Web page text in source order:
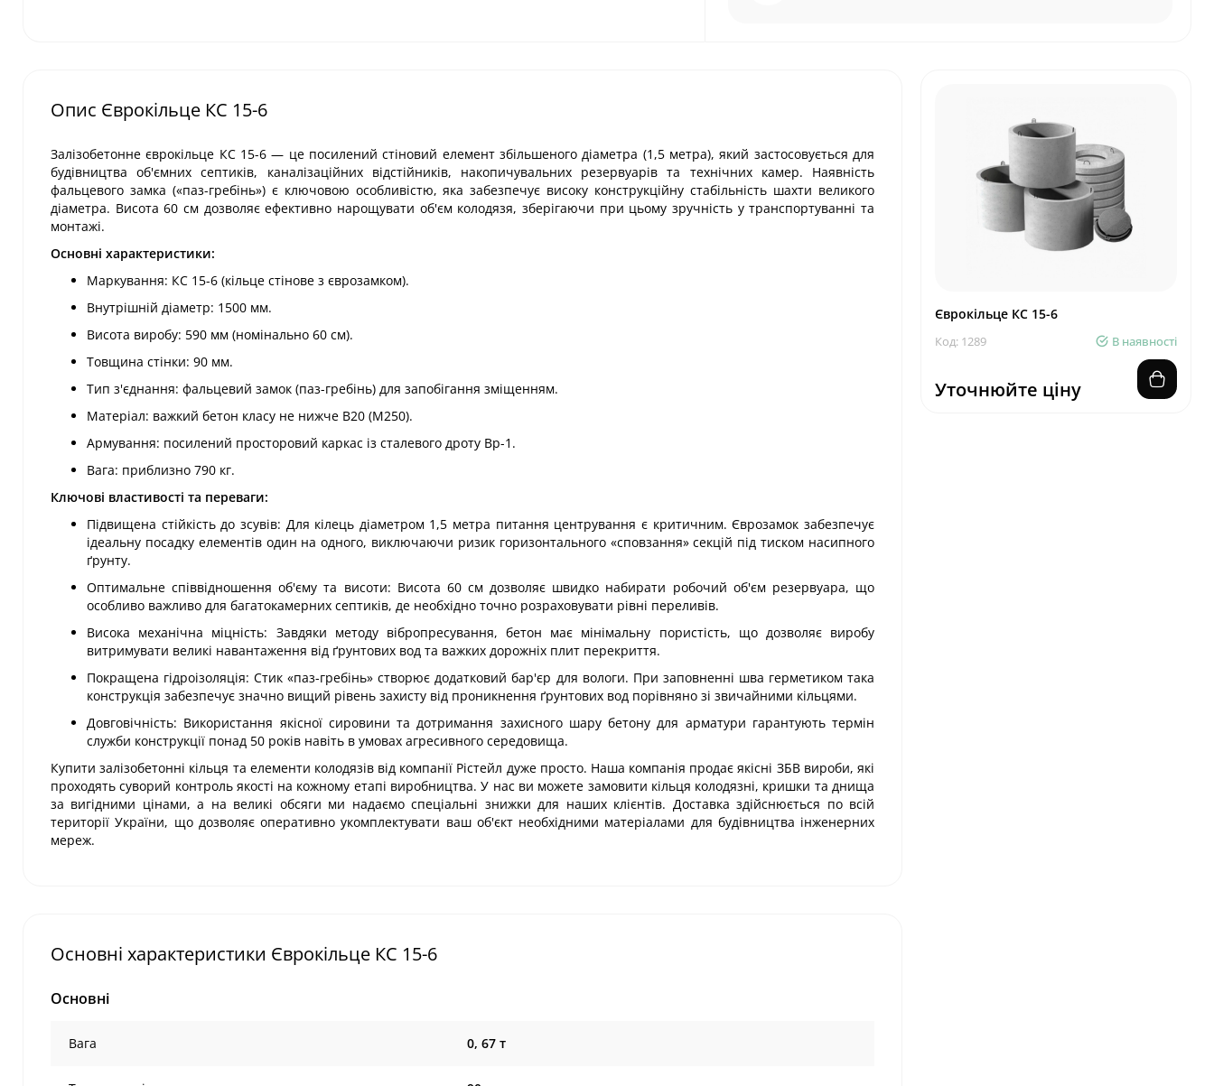
Опис Єврокільце КС 15-6
Залізобетонне єврокільце КС 15-6 — це посилений стіновий елемент збільшеного діаметра (1,5 метра), який застосовується для
будівництва об'ємних септиків, каналізаційних відстійників, накопичувальних резервуарів та технічних камер. Наявність
фальцевого замка («паз-гребінь») є ключовою особливістю, яка забезпечує високу конструкційну стабільність шахти великого
діаметра. Висота 60 см дозволяє ефективно нарощувати об'єм колодязя, зберігаючи при цьому зручність у транспортуванні та
монтажі.
Основні характеристики:
Маркування: КС 15-6 (кільце стінове з єврозамком).
Внутрішній діаметр: 1500 мм.
Висота виробу: 590 мм (номінально 60 см).
Товщина стінки: 90 мм.
Тип з'єднання: фальцевий замок (паз-гребінь) для запобігання зміщенням.
Матеріал: важкий бетон класу не нижче В20 (М250).
Армування: посилений просторовий каркас із сталевого дроту Вр-1.
Вага: приблизно 790 кг.
Ключові властивості та переваги:
Підвищена стійкість до зсувів: Для кілець діаметром 1,5 метра питання центрування є критичним. Єврозамок забезпечує
ідеальну посадку елементів один на одного, виключаючи ризик горизонтального «сповзання» секцій під тиском насипного
ґрунту.
Оптимальне співвідношення об'єму та висоти: Висота 60 см дозволяє швидко набирати робочий об'єм резервуара, що
особливо важливо для багатокамерних септиків, де необхідно точно розраховувати рівні переливів.
Висока механічна міцність: Завдяки методу вібропресування, бетон має мінімальну пористість, що дозволяє виробу
витримувати великі навантаження від ґрунтових вод та важких дорожніх плит перекриття.
Покращена гідроізоляція: Стик «паз-гребінь» створює додатковий бар'єр для вологи. При заповненні шва герметиком така
конструкція забезпечує значно вищий рівень захисту від проникнення ґрунтових вод порівняно зі звичайними кільцями.
Довговічність: Використання якісної сировини та дотримання захисного шару бетону для арматури гарантують термін
служби конструкції понад 50 років навіть в умовах агресивного середовища.
Купити залізобетонні кільця та елементи колодязів від компанії Рістейл дуже просто. Наша компанія продає якісні ЗБВ вироби, які
проходять суворий контроль якості на кожному етапі виробництва. У нас ви можете замовити кільця колодязні, кришки та днища
за вигідними цінами, а на великі обсяги ми надаємо спеціальні знижки для наших клієнтів. Доставка здійснюється по всій
території України, що дозволяє оперативно укомплектувати ваш об'єкт необхідними матеріалами для будівництва інженерних
мереж.
Основні характеристики Єврокільце КС 15-6
Основні
Вага 0, 67 т
Єврокільце КС 15-6
Код: 1289 В наявності
Уточнюйте ціну